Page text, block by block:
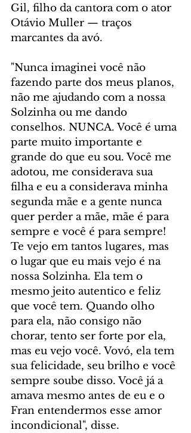
Gil, filho da cantora com o ator
Otávio Muller — traços
marcantes da avó.
"Nunca imaginei você não
fazendo parte dos meus planos,
não me ajudando com a nossa
Solzinha ou me dando
conselhos. NUNCA. Você é uma
parte muito importante e
grande do que eu sou. Você me
adotou, me considerava sua
filha e eu a considerava minha
segunda mãe e a gente nunca
quer perder a mãe, mãe é para
sempre e você é para sempre!
Te vejo em tantos lugares, mas
o lugar que eu mais vejo é na
nossa Solzinha. Ela tem o
mesmo jeito autentico e feliz
que você tem. Quando olho
para ela, não consigo não
chorar, tento ser forte por ela,
mas eu vejo você. Vovó, ela tem
sua felicidade, seu brilho e você
sempre soube disso. Você já a
amava mesmo antes de eu e o
Fran entendermos esse amor
incondicional", disse.